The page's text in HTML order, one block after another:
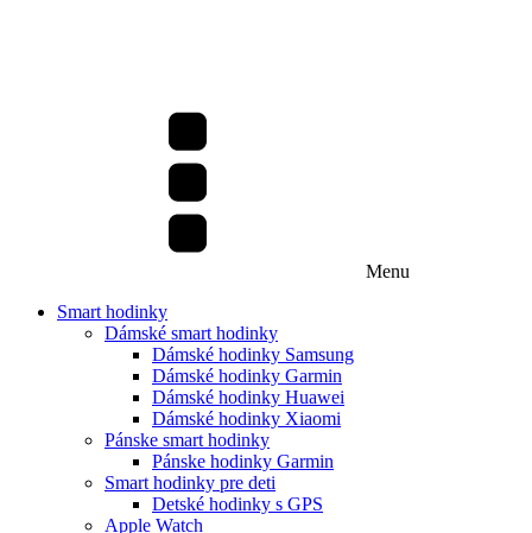
Menu
Smart hodinky
Dámské smart hodinky
Dámské hodinky Samsung
Dámské hodinky Garmin
Dámské hodinky Huawei
Dámské hodinky Xiaomi
Pánske smart hodinky
Pánske hodinky Garmin
Smart hodinky pre deti
Detské hodinky s GPS
Apple Watch